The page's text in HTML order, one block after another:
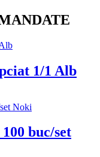
1/1 Alb
buc/set